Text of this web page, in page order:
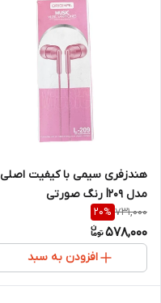
هندزفری سیمی با کیفیت اصلی
مدل l209 رنگ صورتی
731,000
20%
578,000
افزودن به سبد